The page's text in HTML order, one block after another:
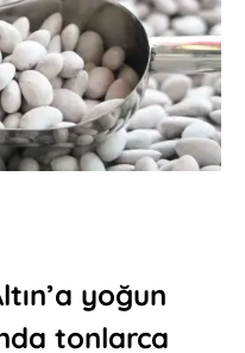
yoğun
tonlarca